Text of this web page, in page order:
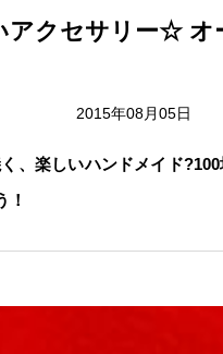
アクセサリー☆ オ
2015年08月05日
、楽しいハンドメイド
！